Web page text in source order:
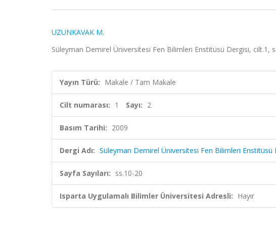
UZUNKAVAK M.
Süleyman Demirel Üniversitesi Fen Bilimleri Enstitüsü Dergisi, cilt.1,
Yayın Türü: Makale / Tam Makale
Cilt numarası: 1 Sayı: 2
Basım Tarihi: 2009
Dergi Adı: Süleyman Demirel Üniversitesi Fen Bilimleri Enstitüsü
Sayfa Sayıları: ss.10-20
Isparta Uygulamalı Bilimler Üniversitesi Adresli: Hayır